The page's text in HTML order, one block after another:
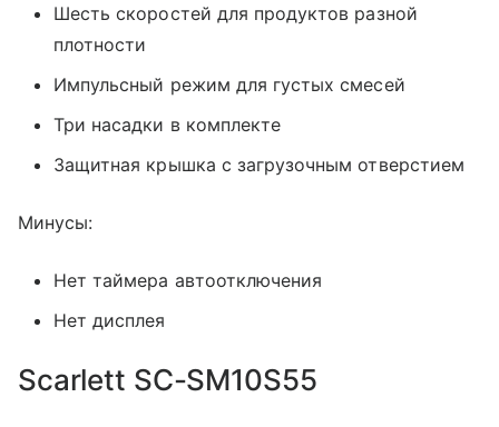
Шесть скоростей для продуктов разной
плотности
Импульсный режим для густых смесей
Три насадки в комплекте
Защитная крышка с загрузочным отверстием
Минусы:
Нет таймера автоотключения
Нет дисплея
Scarlett SC-SM10S55